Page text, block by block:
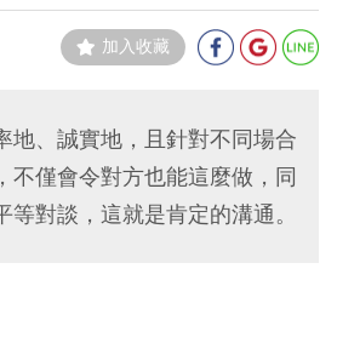
加入收藏
地、誠實地，且針對不同場合
不僅會令對方也能這麼做，同
等對談，這就是肯定的溝通。